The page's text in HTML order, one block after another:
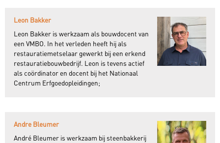
Leon Bakker
Leon Bakker is werkzaam als bouwdocent van
een VMBO. In het verleden heeft hij als
restauratiemetselaar gewerkt bij een erkend
restauratiebouwbedrijf. Leon is tevens actief
als coördinator en docent bij het Nationaal
Centrum Erfgoedopleidingen;
Andre Bleumer
André Bleumer is werkzaam bij steenbakkerij